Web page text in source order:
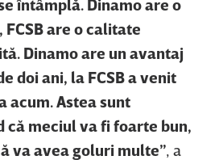
are o calitate
Dinamo are un avantaj
doi ani, la FCSB a venit
acum. Astea sunt
că meciul va fi foarte bun,
va avea goluri multe” , a